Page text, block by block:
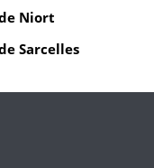
Niort
Sarcelles